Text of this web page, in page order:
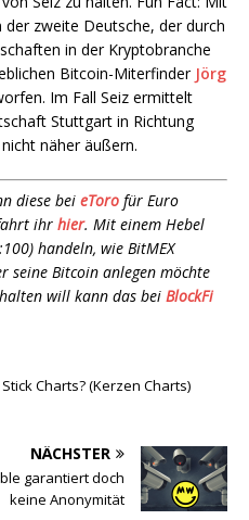
zweite Deutsche, der durch
in der Kryptobranche
Bitcoin-Miterfinder Jörg
Im Fall Seiz ermittelt
Stuttgart in Richtung
näher äußern.
diese bei eToro für Euro
ihr hier. Mit einem Hebel
handeln, wie BitMEX
seine Bitcoin anlegen möchte
will kann das bei BlockFi
Charts? (Kerzen Charts)
NÄCHSTER
garantiert doch
keine Anonymität